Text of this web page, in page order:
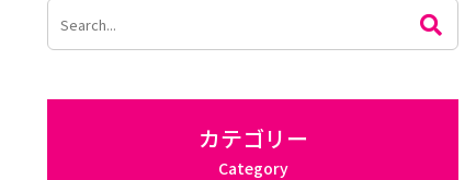
カテゴリー
Category